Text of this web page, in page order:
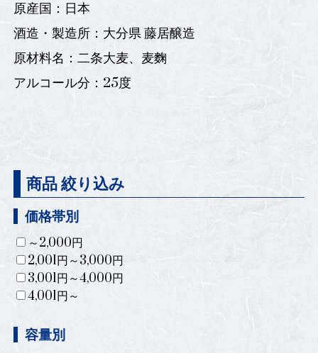
原産国：日本
酒造・製造所：大分県 藤居醸造
原材料名：二条大麦、麦麴
アルコール分：25度
商品 絞り込み
価格帯別
～2,000円
2,001円～3,000円
3,001円～4,000円
4,001円～
容量別